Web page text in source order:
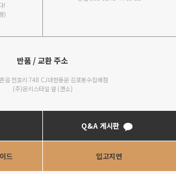
!
)
반품 / 교환 주소
읍 전호리 748 CJ대한통운 김포봉수집배점
(주)온리스타일 앞 (갠소)
Q&A 게시판
드 입고지연